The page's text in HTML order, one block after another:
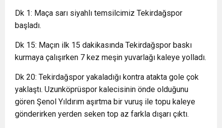
Dk 1: Maça sarı siyahlı temsilcimiz Tekirdağspor
başladı.
Dk 15: Maçın ilk 15 dakikasında Tekirdağspor baskı
kurmaya çalışırken 7 kez meşin yuvarlağı kaleye yolladı.
Dk 20: Tekirdağspor yakaladığı kontra atakta gole çok
yaklaştı. Uzunköprüspor kalecisinin önde olduğunu
gören Şenol Yıldırım aşırtma bir vuruş ile topu kaleye
gönderirken yerden seken top az farkla dışarı çıktı.